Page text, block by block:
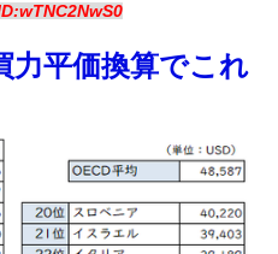
力平価換算でこれ